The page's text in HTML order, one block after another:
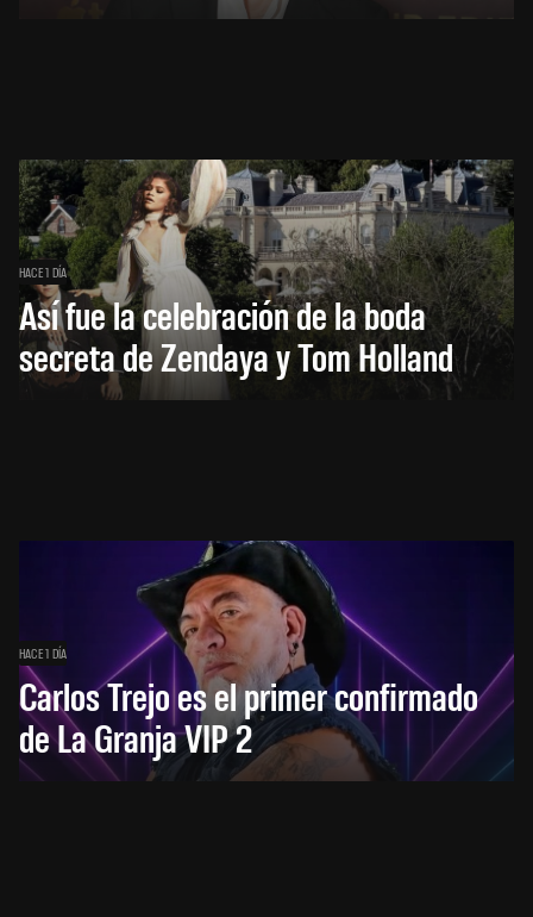
HACE 1 DÍA
Así fue la celebración de la boda
secreta de Zendaya y Tom Holland
HACE 1 DÍA
Carlos Trejo es el primer confirmado
de La Granja VIP 2